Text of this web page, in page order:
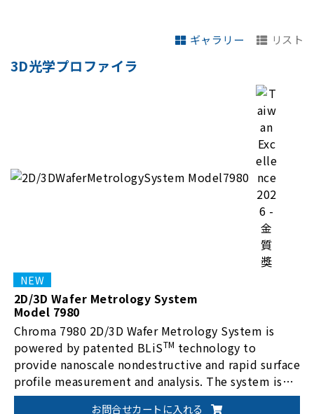
ギャラリー リスト
3D光学プロファイラ
2D/3D Wafer Metrology System
Model 7980
Chroma 7980 2D/3D Wafer Metrology System is
powered by patented BLiSTM technology to
provide nanoscale nondestructive and rapid surface
profile measurement and analysis. The system is
suitable for up to 12" wafer with EFEM and
お問合せカートに入れる